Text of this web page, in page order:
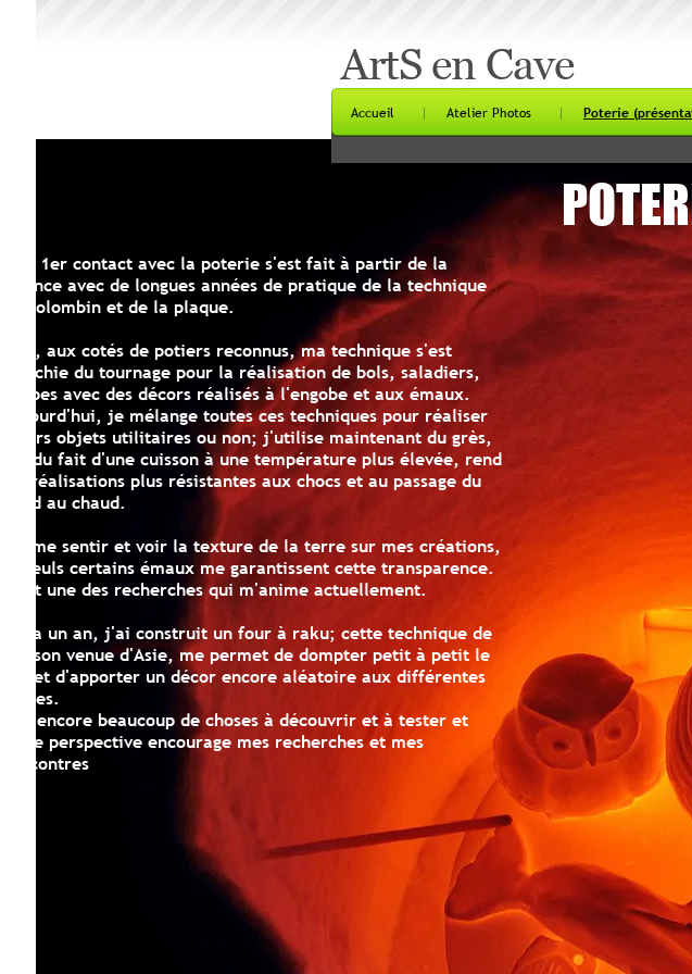
ArtS en Cave
Accueil Atelier Photos Poterie (présentation)
POTERIE
1er contact avec la poterie s'est fait à partir de la
avec de longues années de pratique de la technique
et de la plaque.
aux cotés de potiers reconnus, ma technique s'est
du tournage pour la réalisation de bols, saladiers,
avec des décors réalisés à l'engobe et aux émaux.
je mélange toutes ces techniques pour réaliser
objets utilitaires ou non; j'utilise maintenant du grès,
fait d'une cuisson à une température plus élevée, rend
plus résistantes aux chocs et au passage du
au chaud.
sentir et voir la texture de la terre sur mes créations,
certains émaux me garantissent cette transparence.
une des recherches qui m'anime actuellement.
un an, j'ai construit un four à raku; cette technique de
venue d'Asie, me permet de dompter petit à petit le
d'apporter un décor encore aléatoire aux différentes
beaucoup de choses à découvrir et à tester et
perspective encourage mes recherches et mes